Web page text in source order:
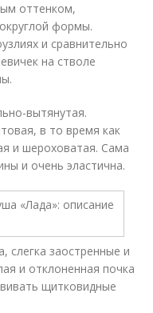
оттенком,
формы.
и сравнительно
на стволе
вытянутая.
в то время как
и шероховатая. Сама
и очень эластична.
слегка заостренные и
и отклоненная почка
щитковидные